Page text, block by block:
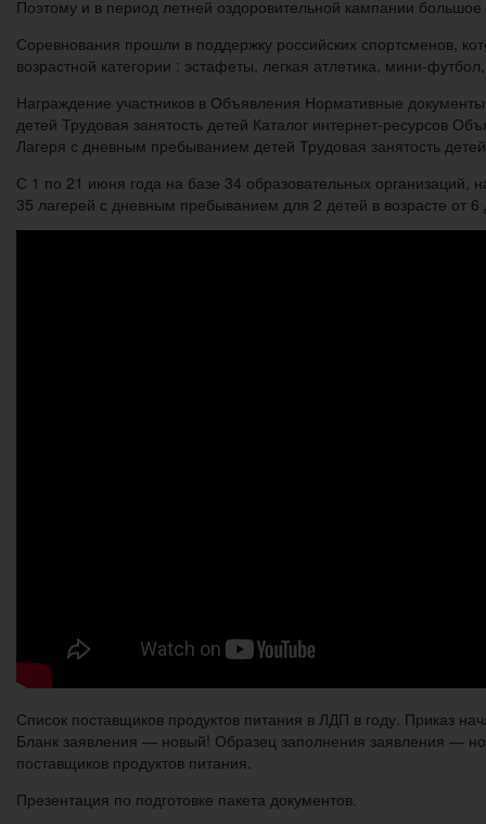
Поэтому и в период летней оздоровительной кампании
Соревнования прошли в поддержку российских спортсменов,
возрастной категории : эстафеты, легкая атлетика, мини-
Награждение участников в Объявления Нормативные
детей Трудовая занятость детей Каталог интернет-ресурсов
Лагеря с дневным пребыванием детей Трудовая занятость
С 1 по 21 июня года на базе 34 образовательных организаций,
35 лагерей с дневным пребыванием для 2 детей в возрасте от 6
Список поставщиков продуктов питания в ЛДП в году. Приказ
Бланк заявления — новый! Образец заполнения заявления —
поставщиков продуктов питания.
Презентация по подготовке пакета документов.